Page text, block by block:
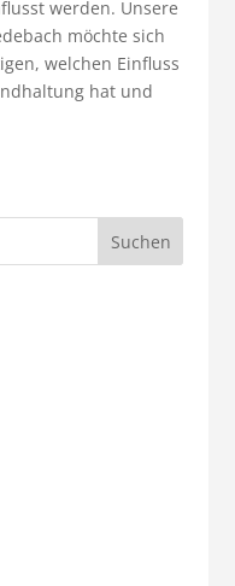
werden. Unsere
möchte sich
welchen Einfluss
hat und